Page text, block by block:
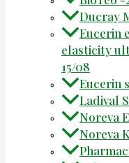
Ducray
Eucerin
elasticity
15/08
Eucerin
Ladival
Noreva
Noreva